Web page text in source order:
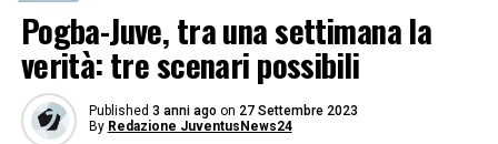
Pogba-Juve, tra una settimana la
verità: tre scenari possibili
Published 3 anni ago on 27 Settembre 2023
By Redazione JuventusNews24